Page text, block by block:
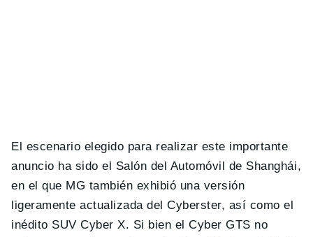
El escenario elegido para realizar este importante
anuncio ha sido el Salón del Automóvil de Shanghái,
en el que MG también exhibió una versión
ligeramente actualizada del Cyberster, así como el
inédito SUV Cyber X. Si bien el Cyber GTS no